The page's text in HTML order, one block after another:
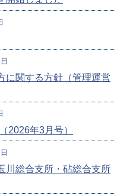
に関する方針（管理運営
2026年3月号）
川総合支所・砧総合支所